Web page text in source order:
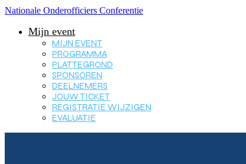
Nationale Onderofficiers Conferentie
Mijn event
MIJN EVENT
PROGRAMMA
PLATTEGROND
SPONSOREN
DEELNEMERS
JOUW TICKET
REGISTRATIE WIJZIGEN
EVALUATIE